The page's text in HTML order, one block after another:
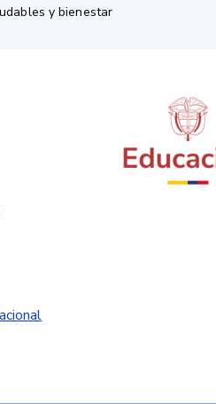
y bienestar